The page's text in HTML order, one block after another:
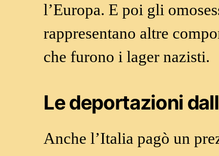
l’Europa. E poi gli
rappresentano altre
che furono i lager nazisti.
Le deportazioni
Anche l’Italia pagò un